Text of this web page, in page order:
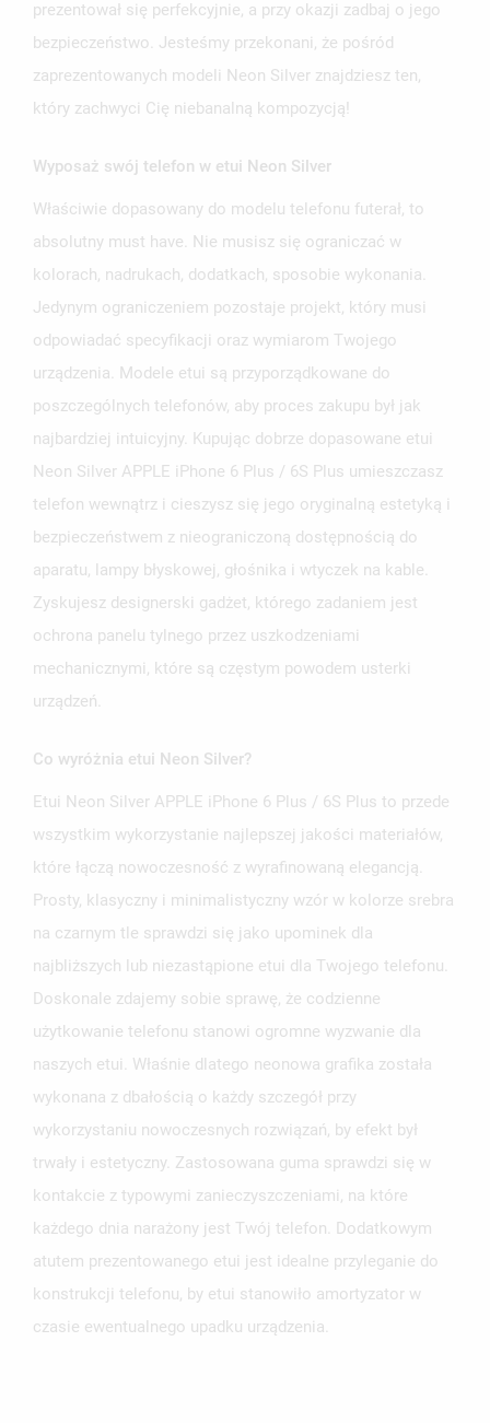
prezentował się perfekcyjnie, a przy okazji zadbaj o jego
bezpieczeństwo. Jesteśmy przekonani, że pośród
zaprezentowanych modeli Neon Silver znajdziesz ten,
który zachwyci Cię niebanalną kompozycją!
Wyposaż swój telefon w etui Neon Silver
Właściwie dopasowany do modelu telefonu futerał, to
absolutny must have. Nie musisz się ograniczać w
kolorach, nadrukach, dodatkach, sposobie wykonania.
Jedynym ograniczeniem pozostaje projekt, który musi
odpowiadać specyfikacji oraz wymiarom Twojego
urządzenia. Modele etui są przyporządkowane do
poszczególnych telefonów, aby proces zakupu był jak
najbardziej intuicyjny. Kupując dobrze dopasowane etui
Neon Silver APPLE iPhone 6 Plus / 6S Plus umieszczasz
telefon wewnątrz i cieszysz się jego oryginalną estetyką i
bezpieczeństwem z nieograniczoną dostępnością do
aparatu, lampy błyskowej, głośnika i wtyczek na kable.
Zyskujesz designerski gadżet, którego zadaniem jest
ochrona panelu tylnego przez uszkodzeniami
mechanicznymi, które są częstym powodem usterki
urządzeń.
Co wyróżnia etui Neon Silver?
Etui Neon Silver APPLE iPhone 6 Plus / 6S Plus to przede
wszystkim wykorzystanie najlepszej jakości materiałów,
które łączą nowoczesność z wyrafinowaną elegancją.
Prosty, klasyczny i minimalistyczny wzór w kolorze srebra
na czarnym tle sprawdzi się jako upominek dla
najbliższych lub niezastąpione etui dla Twojego telefonu.
Doskonale zdajemy sobie sprawę, że codzienne
użytkowanie telefonu stanowi ogromne wyzwanie dla
naszych etui. Właśnie dlatego neonowa grafika została
wykonana z dbałością o każdy szczegół przy
wykorzystaniu nowoczesnych rozwiązań, by efekt był
trwały i estetyczny. Zastosowana guma sprawdzi się w
kontakcie z typowymi zanieczyszczeniami, na które
każdego dnia narażony jest Twój telefon. Dodatkowym
atutem prezentowanego etui jest idealne przyleganie do
konstrukcji telefonu, by etui stanowiło amortyzator w
czasie ewentualnego upadku urządzenia.
MOJE LISTY ŻYCZEŃ
add_circle_outlineUTWÓRZ NOWĄ LISTĘ
UTWÓRZ LISTĘ ŻYCZEŃ
NAZWA LISTY ŻYCZEŃ
ANULUJ UTWÓRZ LISTĘ ŻYCZEŃ
ZALOGUJ SIĘ
MUSISZ BYĆ ZALOGOWANY BY ZAPISAĆ PRODUKTY NA
SWOJEJ LIŚCIE ŻYCZEŃ.
ANULUJ ZALOGUJ SIĘ